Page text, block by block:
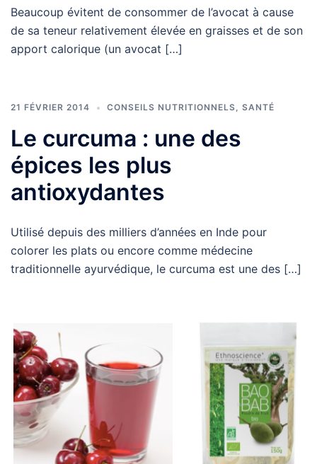
Beaucoup évitent de consommer de l’avocat à cause
de sa teneur relativement élevée en graisses et de son
apport calorique (un avocat […]
21 FÉVRIER 2014 CONSEILS NUTRITIONNELS SANTÉ
Le curcuma : une des
épices les plus
antioxydantes
Utilisé depuis des milliers d’années en Inde pour
colorer les plats ou encore comme médecine
traditionnelle ayurvédique, le curcuma est une des […]